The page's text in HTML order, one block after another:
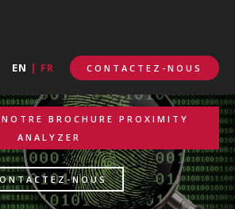
EN | FR CONTACTEZ-NOUS
BROCHURE PROXIMITY
ANALYZER
NOUS